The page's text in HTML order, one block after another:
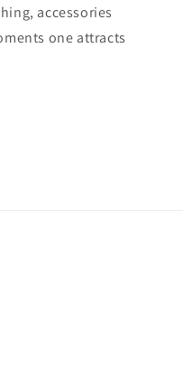
accessories
one attracts